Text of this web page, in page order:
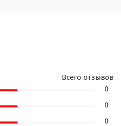
банке и его
история
по западным биржам
в США, Франции,
и Австро-Венгрии.
Всего отзывов
0
0
0